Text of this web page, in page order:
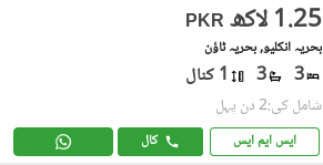
PKR 1.25 لاکھ
بحریہ انکلیو, بحریہ ٹاؤن
3
3 1 کنال
شامل کی:2 دن پہل
ایس ایم ایس کال